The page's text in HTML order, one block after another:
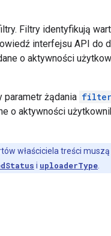
Filtry identyfikują
interfejsu API do
o aktywności
parametr żądania
o aktywności
właściciela treści
i uploaderType